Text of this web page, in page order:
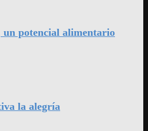
potencial alimentario
la alegría